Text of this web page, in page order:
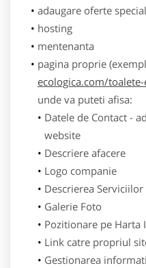
adaugare oferte
hosting
mentenanta
pagina proprie
ecologica.com/
unde va puteti afisa:
Datele de Contact -
website
Descriere afacere
Logo companie
Descrierea
Galerie Foto
Pozitionare pe Harta
Link catre propriul
Gestionarea